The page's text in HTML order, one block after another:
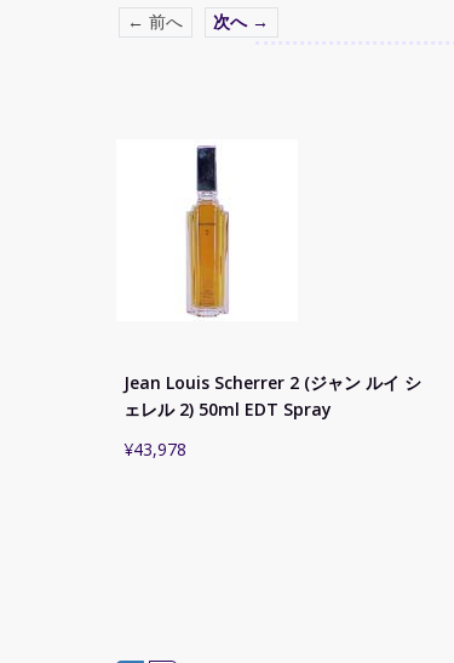
← 前へ 次へ →
Jean Louis Scherrer 2 (ジャン ルイ シ
ェレル 2) 50ml EDT Spray
¥43,978